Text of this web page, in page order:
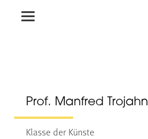
Prof. Manfred Trojahn
Klasse der Künste